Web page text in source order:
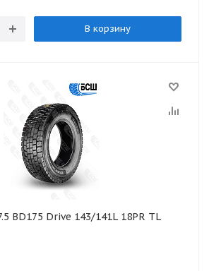
В корзину
BD175 Drive 143/141L 18PR TL